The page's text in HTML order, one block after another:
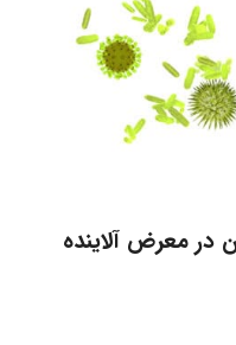
در معرض آلاینده